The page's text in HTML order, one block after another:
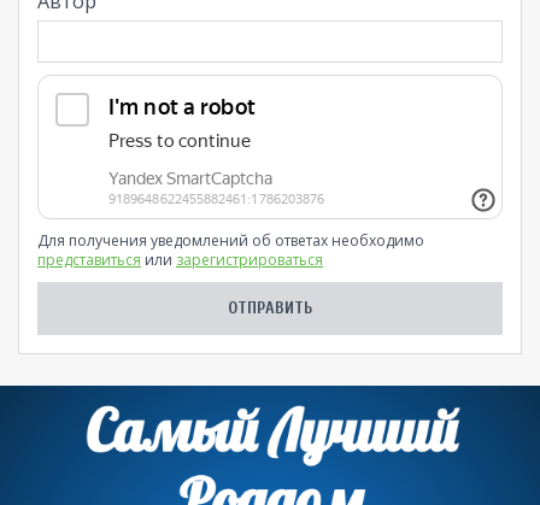
Для получения уведомлений об ответах необходимо
представиться или зарегистрироваться